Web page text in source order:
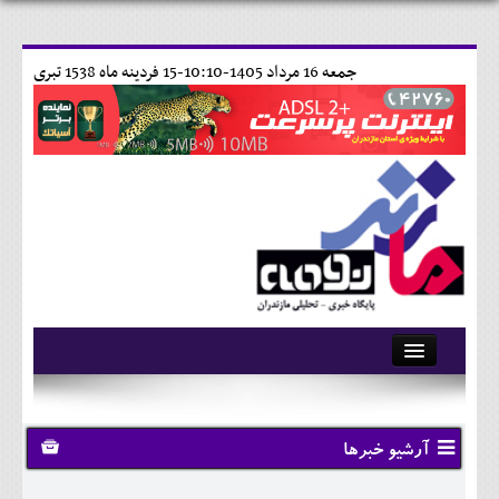
15 فردينه ماه 1538 تبری جمعه 16 مرداد 1405-10:10-
آرشیو
تماس با ما
وبلاگ
آرشیو خبرها